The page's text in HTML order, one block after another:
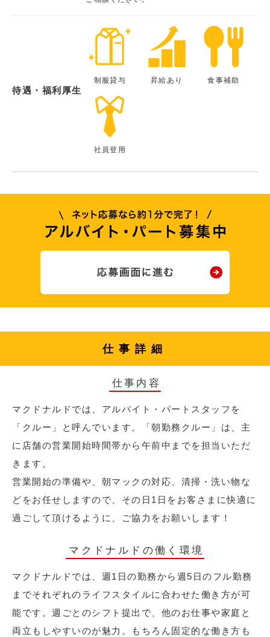
待遇・福利厚生
制服貸与 昇給あり 食事補助
社員登用
仕事詳細
仕事内容
マクドナルドでは、アルバイト・パートスタッフを
「クルー」と呼んでいます。「朝勤務クルー」は、主
に店舗の営業開始時間帯から午前中までを担当いただ
きます。
営業開始の準備や、朝マックの対応、清掃・洗い物な
どをお任せしますので、その日1日をお客さまに快適に
過ごして頂けるように、ご協力をお願いします！
マクドナルドの働く環境
マクドナルドでは、週1日の勤務から週5日のフル勤務
までそれぞれのライフスタイルに合わせた働き方が可
能です。週ごとのシフト提出で、他のお仕事や家庭と
両立もしやすいのが魅力。もちろん固定的な働き方も